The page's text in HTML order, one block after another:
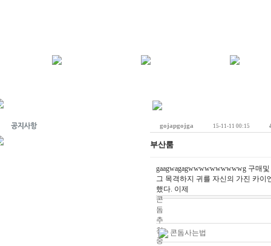
gojapgojga 15-11-11 00:15
부산룸
gaagwagagwwwwwwwwwwg 구매
그 목격하지 귀를 자신의 가진 카
했다. 이제
콘
돔
추
천
중
콘돔사는법